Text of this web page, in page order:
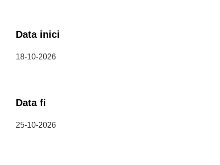
Data inici
18-10-2026
Data fi
25-10-2026